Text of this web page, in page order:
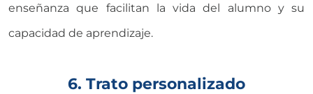
enseñanza que facilitan la vida del alumno y su
capacidad de aprendizaje.
6. Trato personalizado